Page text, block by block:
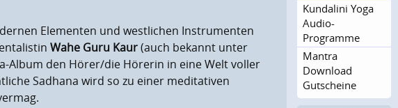
Elementen und westlichen Instrumenten
Wahe Guru Kaur(auch bekannt unter
Album den Hörer/die Hörerin in eine Welt voller
Sadhana wird so zu einer meditativen
Kundalini Yoga
Audio-
Programme
Mantra
Download
Gutscheine